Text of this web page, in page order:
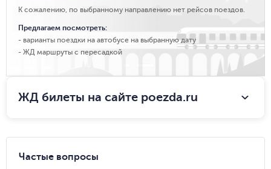
К сожалению, по выбранному направлению нет рейсов поездов.
Предлагаем посмотреть:
варианты поездки на автобусе на выбранную дату
ЖД маршруты с пересадкой
ЖД билеты на сайте poezda.ru
Частые вопросы